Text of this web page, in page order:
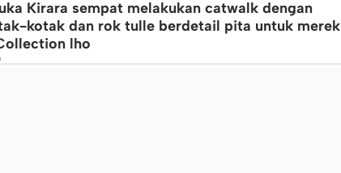
Kirara sempat melakukan catwalk dengan
kotak dan rok tulle berdetail pita untuk merek
lho